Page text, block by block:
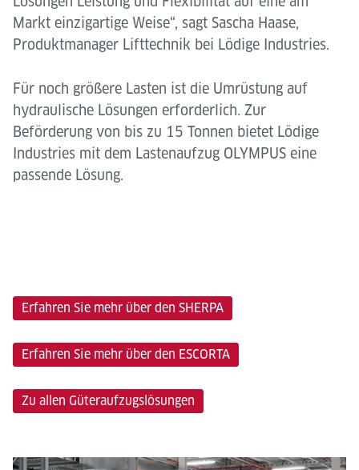
Markt einzigartige Weise“, sagt Sascha Haase,
Produktmanager Lifttechnik bei Lödige Industries.
Für noch größere Lasten ist die Umrüstung auf
hydraulische Lösungen erforderlich. Zur
Beförderung von bis zu 15 Tonnen bietet Lödige
Industries mit dem Lastenaufzug OLYMPUS eine
passende Lösung.
Erfahren Sie mehr über den SHERPA
Erfahren Sie mehr über den ESCORTA
Zu allen Güteraufzugslösungen